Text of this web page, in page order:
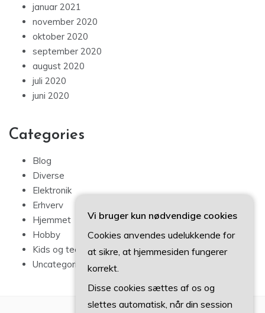
januar 2021
november 2020
oktober 2020
september 2020
august 2020
juli 2020
juni 2020
Categories
Blog
Diverse
Elektronik
Erhverv
Hjemmet
Hobby
Kids og teens
Uncategorized
Vi bruger kun nødvendige cookies
Cookies anvendes udelukkende for
at sikre, at hjemmesiden fungerer
korrekt.
Disse cookies sættes af os og
slettes automatisk, når din session